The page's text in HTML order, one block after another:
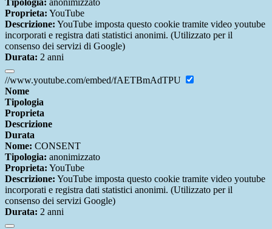
Tipologia: anonimizzato
Proprieta: YouTube
Descrizione: YouTube imposta questo cookie tramite video youtube
incorporati e registra dati statistici anonimi. (Utilizzato per il
consenso dei servizi di Google)
Durata: 2 anni
//www.youtube.com/embed/fAETBmAdTPU
Nome
Tipologia
Proprieta
Descrizione
Durata
Nome: CONSENT
Tipologia: anonimizzato
Proprieta: YouTube
Descrizione: YouTube imposta questo cookie tramite video youtube
incorporati e registra dati statistici anonimi. (Utilizzato per il
consenso dei servizi Google)
Durata: 2 anni